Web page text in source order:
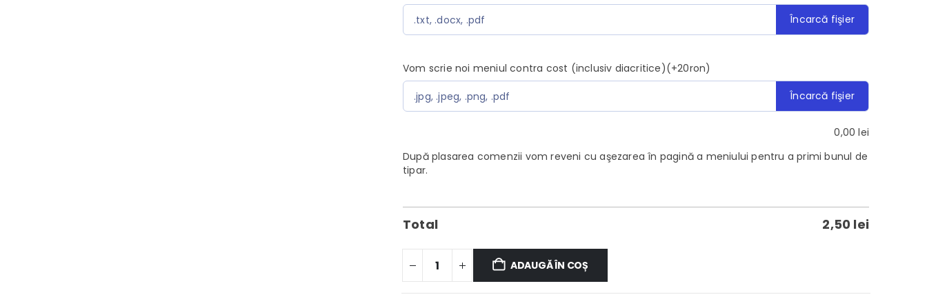
.txt, .docx, .pdf Încarcă fişier
Vom scrie noi meniul contra cost (inclusiv diacritice)(+20ron)
.jpg, .jpeg, .png, .pdf Încarcă fişier
0,00lei
După plasarea comenzii vom reveni cu aşezarea în pagină a meniului pentru a primi bunul de
tipar.
Total 2,50 lei
ADAUGĂ ÎN COȘ